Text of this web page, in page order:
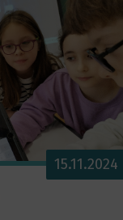
15.11.2024